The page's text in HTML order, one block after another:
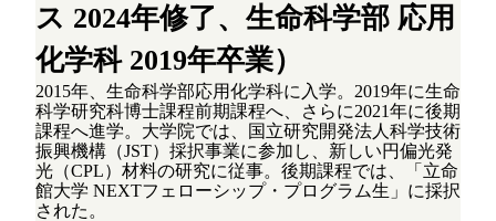
ス 2024年修了、生命科学部 応用
化学科 2019年卒業）
2015年、生命科学部応用化学科に入学。2019年に生命
科学研究科博士課程前期課程へ、さらに2021年に後期
課程へ進学。大学院では、国立研究開発法人科学技術
振興機構（JST）採択事業に参加し、新しい円偏光発
光（CPL）材料の研究に従事。後期課程では、「立命
館大学 NEXTフェローシップ・プログラム生」に採択
された。